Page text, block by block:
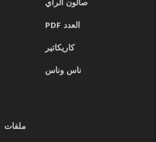
صالون الرأي
العدد PDF
كاريكاتير
ناس وناس
ملفات